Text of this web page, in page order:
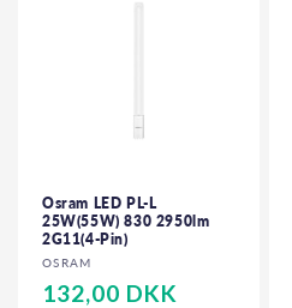
Osram LED PL-L
25W(55W) 830 2950lm
2G11(4-Pin)
Forhandler:
OSRAM
Normalpris
132,00 DKK